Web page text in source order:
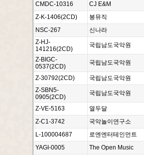
CMDC-10316
CJ E&M
Z-K-1406(2CD)
봉뮤직
NSC-267
신나라
Z-HJ-
141216(2CD)
국립남도국악원
Z-BIGC-
0537(2CD)
국립남도국악원
Z-30792(2CD) 국립남도국악원
Z-SBN5-
0905(2CD)
국립남도국악원
Z-VE-5163 열두달
Z-C1-3742
국악놀이연구소
L-100004687
로엔엔터테인먼트
YAGI-0005
The Open Music